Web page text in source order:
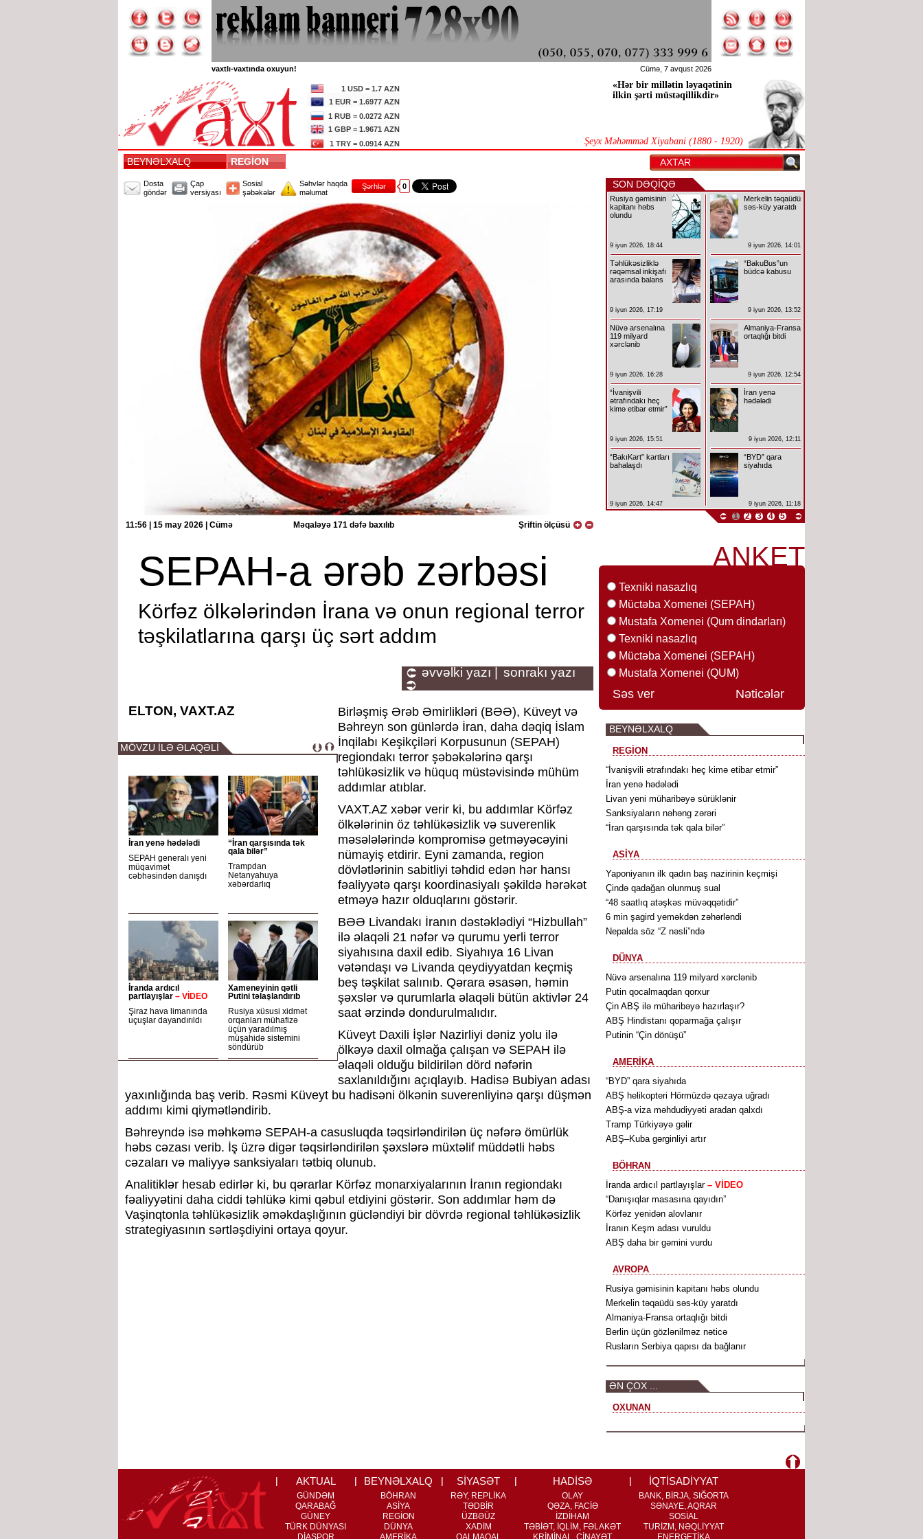
vaxtlı-vaxtında oxuyun! Cümə, 7 avqust 2026
1 USD = 1.7 AZN
1 EUR = 1.6977 AZN
1 RUB = 0.0272 AZN
1 GBP = 1.9671 AZN
1 TRY = 0.0914 AZN
«Hər bir millətin ləyaqətinin
ilkin şərti müstəqillikdir»
Şeyx Məhəmməd Xiyabani (1880 - 1920)
BEYNƏLXALQ REGİON
Dosta
göndər
Çap
versiyası
Sosial
şəbəkələr
Səhvlər haqda
məlumat
Şərhlər 0
11:56 | 15 may 2026 | Cümə Məqaləyə 171 dəfə baxılıb Şriftin ölçüsü
SEPAH-a ərəb zərbəsi
Körfəz ölkələrindən İrana və onun regional terror
təşkilatlarına qarşı üç sərt addım
əvvəlki yazı | sonrakı yazı
ELTON, VAXT.AZ
MÖVZU İLƏ ƏLAQƏLİ
İran yenə hədələdi
SEPAH generalı yeni
müqavimət
cəbhəsindən danışdı
“İran qarşısında tək
qala bilər”
Trampdan
Netanyahuya
xəbərdarlıq
İranda ardıcıl
partlayışlar – VİDEO
Şiraz hava limanında
uçuşlar dayandırıldı
Xameneyinin qətli
Putini təlaşlandırıb
Rusiya xüsusi xidmət
orqanları mühafizə
üçün yaradılmış
müşahidə sistemini
söndürüb
Birləşmiş Ərəb Əmirlikləri (BƏƏ), Küveyt və
Bəhreyn son günlərdə İran, daha dəqiq İslam
İnqilabı Keşikçiləri Korpusunun (SEPAH)
regiondakı terror şəbəkələrinə qarşı
təhlükəsizlik və hüquq müstəvisində mühüm
addımlar atıblar.
VAXT.AZ xəbər verir ki, bu addımlar Körfəz
ölkələrinin öz təhlükəsizlik və suverenlik
məsələlərində kompromisə getməyəcəyini
nümayiş etdirir. Eyni zamanda, region
dövlətlərinin sabitliyi təhdid edən hər hansı
fəaliyyətə qarşı koordinasiyalı şəkildə hərəkət
etməyə hazır olduqlarını göstərir.
BƏƏ Livandakı İranın dəstəklədiyi “Hizbullah”
ilə əlaqəli 21 nəfər və qurumu yerli terror
siyahısına daxil edib. Siyahıya 16 Livan
vətəndaşı və Livanda qeydiyyatdan keçmiş
beş təşkilat salınıb. Qərara əsasən, həmin
şəxslər və qurumlarla əlaqəli bütün aktivlər 24
saat ərzində dondurulmalıdır.
Küveyt Daxili İşlər Nazirliyi dəniz yolu ilə
ölkəyə daxil olmağa çalışan və SEPAH ilə
əlaqəli olduğu bildirilən dörd nəfərin
saxlanıldığını açıqlayıb. Hadisə Bubiyan adası
yaxınlığında baş verib. Rəsmi Küveyt bu hadisəni ölkənin suverenliyinə qarşı düşmən
addımı kimi qiymətləndirib.
Bəhreyndə isə məhkəmə SEPAH-a casusluqda təqsirləndirilən üç nəfərə ömürlük
həbs cəzası verib. İş üzrə digər təqsirləndirilən şəxslərə müxtəlif müddətli həbs
cəzaları və maliyyə sanksiyaları tətbiq olunub.
Analitiklər hesab edirlər ki, bu qərarlar Körfəz monarxiyalarının İranın regiondakı
fəaliyyətini daha ciddi təhlükə kimi qəbul etdiyini göstərir. Son addımlar həm də
Vaşinqtonla təhlükəsizlik əməkdaşlığının gücləndiyi bir dövrdə regional təhlükəsizlik
strategiyasının sərtləşdiyini ortaya qoyur.
SON DƏQİQƏ
Rusiya gəmisinin
kapitanı həbs
olundu
9 iyun 2026, 18:44
Təhlükəsizliklə
rəqəmsal inkişafı
arasında balans
9 iyun 2026, 17:19
Nüvə arsenalına
119 milyard
xərclənib
9 iyun 2026, 16:28
“İvanişvili
ətrafındakı heç
kimə etibar etmir”
9 iyun 2026, 15:51
“BakıKart” kartları
bahalaşdı
9 iyun 2026, 14:47
Merkelin təqaüdü
səs-küy yaratdı
9 iyun 2026, 14:01
“BakuBus”un
büdcə kabusu
9 iyun 2026, 13:52
Almaniya-Fransa
ortaqlığı bitdi
9 iyun 2026, 12:54
İran yenə
hədələdi
9 iyun 2026, 12:11
“BYD” qara
siyahıda
9 iyun 2026, 11:18
1 2 3 4 5
ANKET
Texniki nasazlıq
Müctəba Xomenei (SEPAH)
Mustafa Xomenei (Qum dindarları)
Texniki nasazlıq
Müctəba Xomenei (SEPAH)
Mustafa Xomenei (QUM)
Səs ver Nəticələr
BEYNƏLXALQ
REGİON
“İvanişvili ətrafındakı heç kimə etibar etmir”
İran yenə hədələdi
Livan yeni müharibəyə sürüklənir
Sanksiyaların nəhəng zərəri
“İran qarşısında tək qala bilər”
ASİYA
Yaponiyanın ilk qadın baş nazirinin keçmişi
Çində qadağan olunmuş sual
“48 saatlıq atəşkəs müvəqqətidir”
6 min şagird yeməkdən zəhərləndi
Nepalda söz “Z nəsli”ndə
DÜNYA
Nüvə arsenalına 119 milyard xərclənib
Putin qocalmaqdan qorxur
Çin ABŞ ilə müharibəyə hazırlaşır?
ABŞ Hindistanı qoparmağa çalışır
Putinin “Çin dönüşü”
AMERİKA
“BYD” qara siyahıda
ABŞ helikopteri Hörmüzdə qəzaya uğradı
ABŞ-a viza məhdudiyyəti aradan qalxdı
Tramp Türkiyəyə gəlir
ABŞ–Kuba gərginliyi artır
BÖHRAN
İranda ardıcıl partlayışlar– VİDEO
“Danışıqlar masasına qayıdın”
Körfəz yenidən alovlanır
İranın Keşm adası vuruldu
ABŞ daha bir gəmini vurdu
AVROPA
Rusiya gəmisinin kapitanı həbs olundu
Merkelin təqaüdü səs-küy yaratdı
Almaniya-Fransa ortaqlığı bitdi
Berlin üçün gözlənilməz nəticə
Rusların Serbiya qapısı da bağlanır
ƏN ÇOX ...
OXUNAN
AKTUAL
GÜNDƏM
QARABAĞ
GÜNEY
TÜRK DÜNYASI
DİASPOR
BEYNƏLXALQ
BÖHRAN
ASİYA
REGİON
DÜNYA
AMERİKA
SİYASƏT
RƏY, REPLİKA
TƏDBİR
ÜZBƏÜZ
XADİM
QALMAQAL
HADİSƏ
OLAY
QƏZA, FACİƏ
İZDİHAM
TƏBİƏT, İQLİM, FƏLAKƏT
KRİMİNAL, CİNAYƏT
İQTİSADİYYAT
BANK, BİRJA, SIĞORTA
SƏNAYE, AQRAR
SOSİAL
TURİZM, NƏQLİYYAT
ENERGETİKA